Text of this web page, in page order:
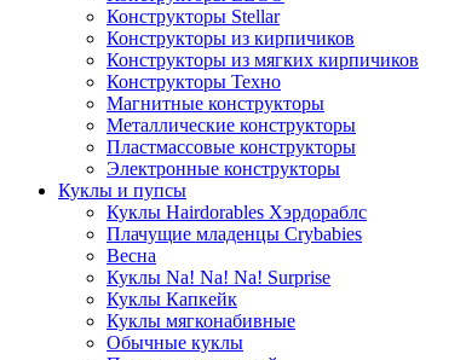
Конструкторы Stellar
Конструкторы из кирпичиков
Конструкторы из мягких кирпичиков
Конструкторы Техно
Магнитные конструкторы
Металлические конструкторы
Пластмассовые конструкторы
Электронные конструкторы
Куклы и пупсы
Куклы Hairdorables Хэрдораблс
Плачущие младенцы Crybabies
Весна
Куклы Na! Na! Na! Surprise
Куклы Капкейк
Куклы мягконабивные
Обычные куклы